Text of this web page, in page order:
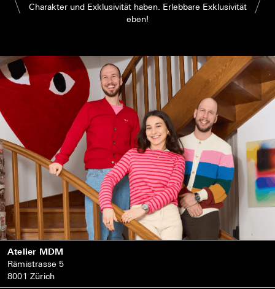
Charakter und Exklusivität haben. Erlebbare Exklusivität
eben!
Atelier MDM
Rämistrasse 5
8001 Zürich